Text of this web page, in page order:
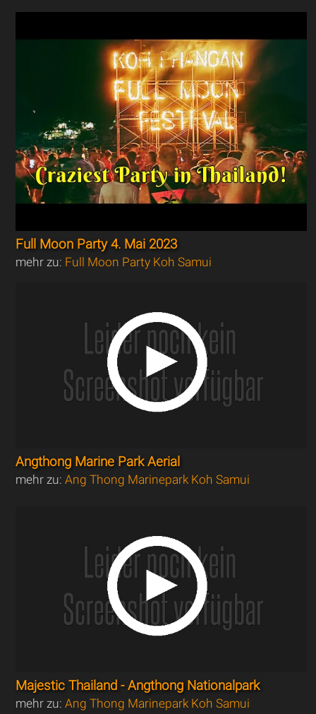
Full Moon Party 4. Mai 2023
mehr zu: Full Moon Party Koh Samui
Angthong Marine Park Aerial
mehr zu:Ang Thong Marinepark Koh Samui
Majestic Thailand - Angthong Nationalpark
mehr zu:Ang Thong Marinepark Koh Samui